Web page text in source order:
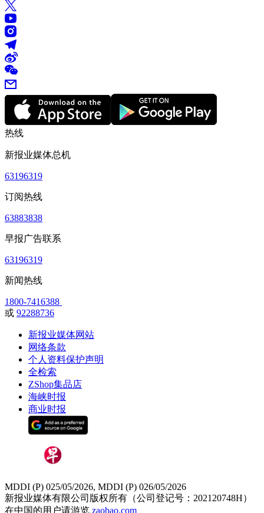
热线
新报业媒体总机
63196319
订阅热线
63883838
早报广告联系
63196319
新闻热线
1800-7416388
或 92288736
新报业媒体网站
网络条款
个人资料保护声明
全检索
ZShop集品店
海峡时报
商业时报
MDDI (P) 025/05/2026, MDDI (P) 026/05/2026
新报业媒体有限公司版权所有（公司登记号：202120748H）
在中国的用户请游览 zaobao.com